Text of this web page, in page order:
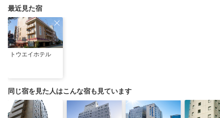
最近見た宿
トウエイホテル
同じ宿を見た人はこんな宿も見ています